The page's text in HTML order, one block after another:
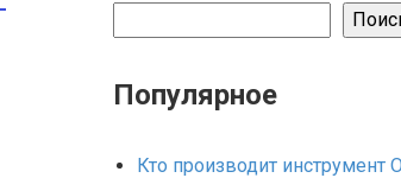
Популярное
Кто производит инструмент